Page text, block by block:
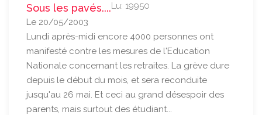
Sous les pavés....Lu: 19950
Le 20/05/2003
Lundi après-midi encore 4000 personnes ont
manifesté contre les mesures de l'Education
Nationale concernant les retraites. La grève dure
depuis le début du mois, et sera reconduite
jusqu'au 26 mai. Et ceci au grand désespoir des
parents, mais surtout des étudiant...